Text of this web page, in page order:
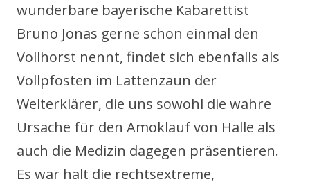
wunderbare bayerische Kabarettist
Bruno Jonas gerne schon einmal den
Vollhorst nennt, findet sich ebenfalls als
Vollpfosten im Lattenzaun der
Welterklärer, die uns sowohl die wahre
Ursache für den Amoklauf von Halle als
auch die Medizin dagegen präsentieren.
Es war halt die rechtsextreme,